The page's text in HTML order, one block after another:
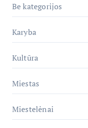
Be kategorijos
Karyba
Kultūra
Miestas
Miestelėnai